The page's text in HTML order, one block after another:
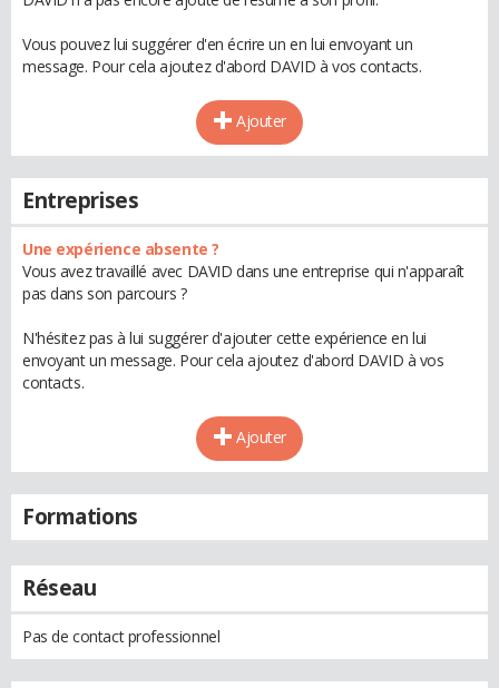
Vous pouvez lui suggérer d'en écrire un en lui envoyant un
message. Pour cela ajoutez d'abord DAVID à vos contacts.
Ajouter
Entreprises
Une expérience absente ?
Vous avez travaillé avec DAVID dans une entreprise qui n'apparaît
pas dans son parcours ?
N'hésitez pas à lui suggérer d'ajouter cette expérience en lui
envoyant un message. Pour cela ajoutez d'abord DAVID à vos
contacts.
Ajouter
Formations
Réseau
Pas de contact professionnel